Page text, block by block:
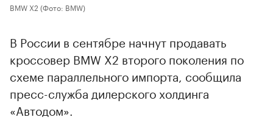
BMW X2 (Фото: BMW)
В России в сентябре начнут продавать
кроссовер BMW X2 второго поколения по
схеме параллельного импорта, сообщила
пресс-служба дилерского холдинга
«Автодом».